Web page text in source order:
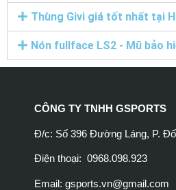
Thùng Givi giá tốt nhất tại
Nón fullface LS2 - Mũ bảo
CÔNG TY TNHH GSPORTS
Đ/c: Số 396 Đường Láng, P.
Điện thoại: 0968.098.923
Email: gsports.vn@gmail.com